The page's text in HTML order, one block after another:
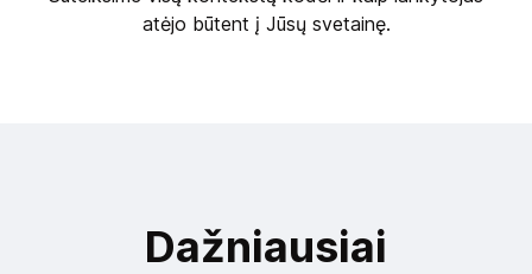
atėjo būtent į Jūsų svetainę.
Dažniausiai